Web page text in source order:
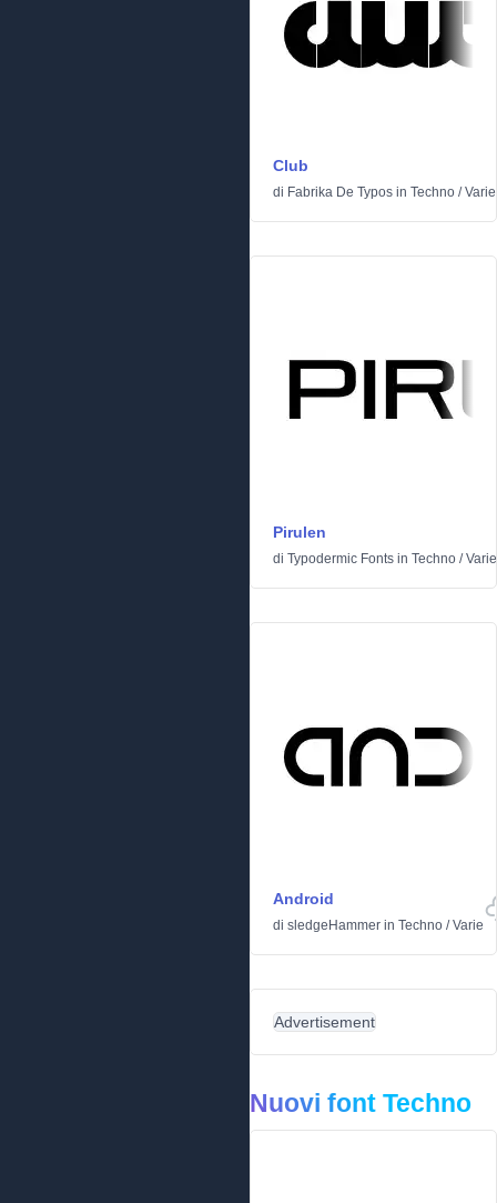
Club
di Fabrika De Typos in Techno /Varie
Pirulen
di Typodermic Fonts in Techno /Varie
Android
di sledgeHammer in Techno /Varie
Advertisement
Nuovi font Techno